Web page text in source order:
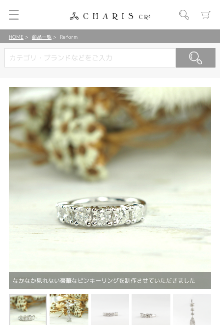
HOME 商品一覧 Reform
なかなか見れない豪華なピンキーリングを制作させていただきました